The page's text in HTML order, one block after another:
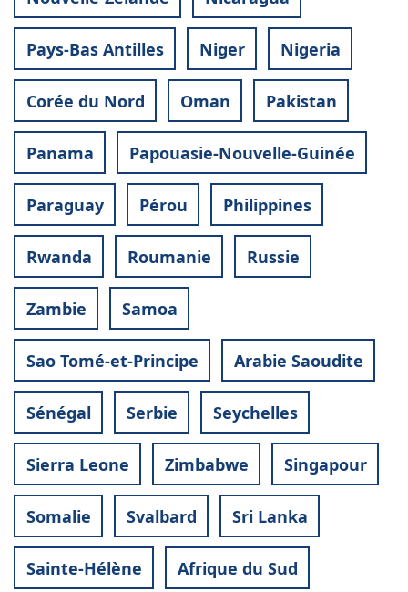
Pays-Bas Antilles Niger Nigeria
Corée du Nord Oman Pakistan
Panama Papouasie-Nouvelle-Guinée
Paraguay Pérou Philippines
Rwanda Roumanie Russie
Zambie Samoa
Sao Tomé-et-Principe Arabie Saoudite
Sénégal Serbie Seychelles
Sierra Leone Zimbabwe Singapour
Somalie Svalbard Sri Lanka
Sainte-Hélène Afrique du Sud